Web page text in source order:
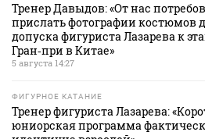
Тренер Давыдов: «От нас
прислать фотографии костюмов
допуска фигуриста Лазарева к
Гран‑при в Китае»
5 августа 14:27
ФИГУРНОЕ КАТАНИЕ
Тренер фигуриста Лазарева:
юниорская программа